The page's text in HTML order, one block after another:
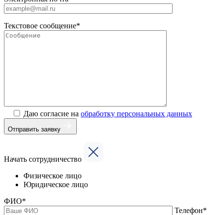
Текстовое сообщение*
Даю согласие на обработку персональных данных
Отправить заявку
Начать сотрудничество
Физическое лицо
Юридическое лицо
ФИО*
Телефон*